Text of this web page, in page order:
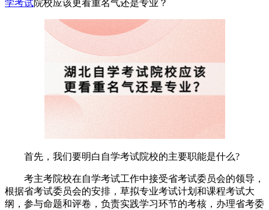
学考试院校应该更看重名气还是专业？
首先，我们要明白自学考试院校的主要职能是什么?
考主考院校在自学考试工作中接受省考试委员会的领导，
根据省考试委员会的安排，草拟专业考试计划和课程考试大
纲，参与命题和评卷，负责实践学习环节的考核，办理省考委